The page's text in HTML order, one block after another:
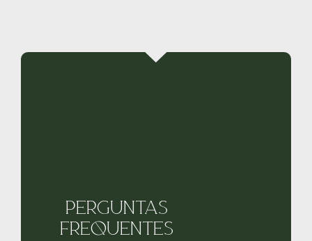
Perguntas
frequentes